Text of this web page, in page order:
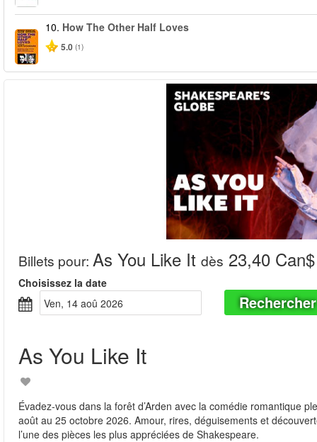
10. How The Other Half Loves
5.0 (1)
Billets pour: As You Like It dès 23,40 Can$
Choisissez la date
ven, 14 aoû 2026
Rechercher
As You Like It
Évadez-vous dans la forêt d’Arden avec la comédie romantique
août au 25 octobre 2026. Amour, rires, déguisements et
l’une des pièces les plus appréciées de Shakespeare.